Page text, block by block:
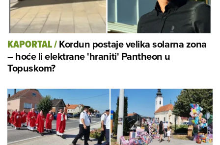
KAPORTAL/Kordun postaje velika solarna zona
– hoće li elektrane 'hraniti' Pantheon u
Topuskom?